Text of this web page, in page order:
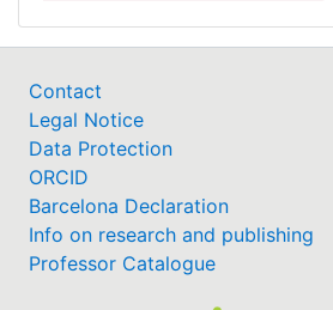
Contact
Legal Notice
Data Protection
ORCID
Barcelona Declaration
Info on research and publishing
Professor Catalogue